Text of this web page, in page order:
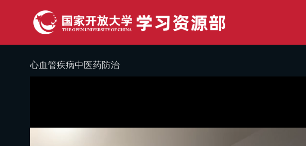
心血管疾病中医药防治